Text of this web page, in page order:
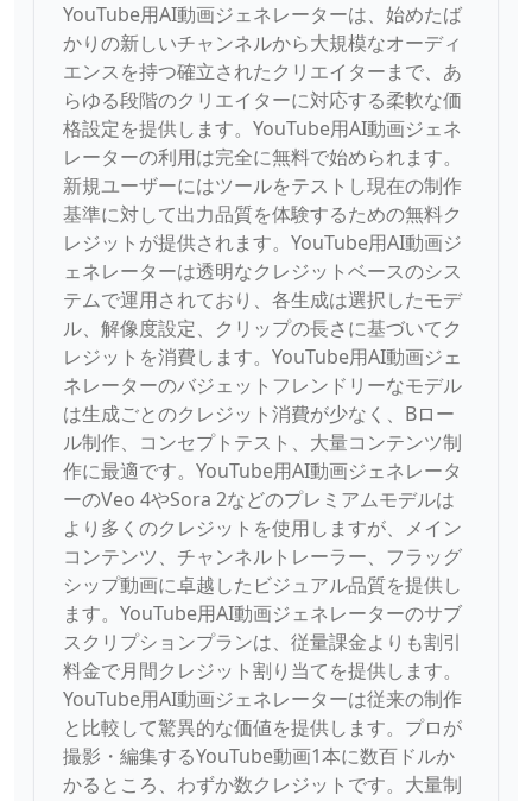
YouTube用AI動画ジェネレーターは、始めたば
かりの新しいチャンネルから大規模なオーディ
エンスを持つ確立されたクリエイターまで、あ
らゆる段階のクリエイターに対応する柔軟な価
格設定を提供します。YouTube用AI動画ジェネ
レーターの利用は完全に無料で始められます。
新規ユーザーにはツールをテストし現在の制作
基準に対して出力品質を体験するための無料ク
レジットが提供されます。YouTube用AI動画ジ
ェネレーターは透明なクレジットベースのシス
テムで運用されており、各生成は選択したモデ
ル、解像度設定、クリップの長さに基づいてク
レジットを消費します。YouTube用AI動画ジェ
ネレーターのバジェットフレンドリーなモデル
は生成ごとのクレジット消費が少なく、Bロー
ル制作、コンセプトテスト、大量コンテンツ制
作に最適です。YouTube用AI動画ジェネレータ
ーのVeo 4やSora 2などのプレミアムモデルは
より多くのクレジットを使用しますが、メイン
コンテンツ、チャンネルトレーラー、フラッグ
シップ動画に卓越したビジュアル品質を提供し
ます。YouTube用AI動画ジェネレーターのサブ
スクリプションプランは、従量課金よりも割引
料金で月間クレジット割り当てを提供します。
YouTube用AI動画ジェネレーターは従来の制作
と比較して驚異的な価値を提供します。プロが
撮影・編集するYouTube動画1本に数百ドルか
かるところ、わずか数クレジットです。大量制